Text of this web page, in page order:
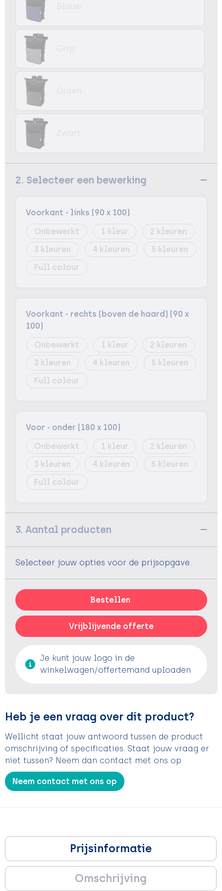
Blauw
Grijs
Groen
Zwart
2. Selecteer een bewerking
Voorkant - links (90 x 100)
Onbewerkt
1
2
3
4
5
Full colour
Voorkant - rechts (boven de haard) (90 x
100)
Onbewerkt
1
2
3
4
5
Full colour
Voor - onder (180 x 100)
Onbewerkt
1
2
3
4
5
Full colour
3. Aantal producten
Selecteer jouw opties voor de prijsopgave.
Bestellen
Vrijblijvende offerte
Je kunt jouw logo in de
winkelwagen/offertemand uploaden
Heb je een vraag over dit product?
Wellicht staat jouw antwoord tussen de product
omschrijving of specificaties. Staat jouw vraag er
niet tussen? Neem dan contact met ons op
Neem contact met ons op
Prijsinformatie
Omschrijving